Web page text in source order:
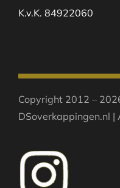
K.v.K. 84922060
Copyright 2012 –
DSoverkappingen.nl |